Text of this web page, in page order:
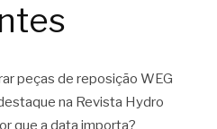
peças de reposição WEG
na Revista Hydro
que a data importa?